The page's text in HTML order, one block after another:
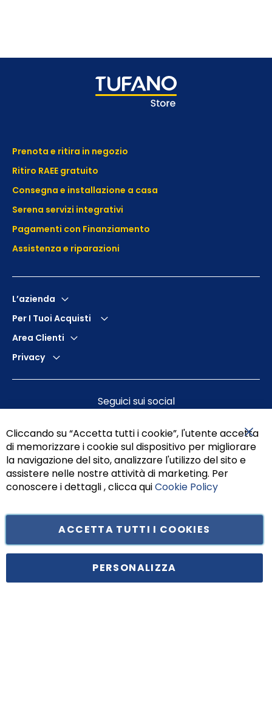
Prenota e ritira in negozio
Ritiro RAEE gratuito
Consegna e installazione a casa
Serena servizi integrativi
Pagamenti con Finanziamento
Assistenza e riparazioni
L’azienda
Per I Tuoi Acquisti
Area Clienti
Privacy
Seguici sui social
Principe di Piemonte 199, cap. 80026 Casoria (NA) - C.F. 05834470634 -
Cliccando su “Accetta tutti i cookie”, l'utente accetta
di memorizzare i cookie sul dispositivo per migliorare
la navigazione del sito, analizzare l'utilizzo del sito e
assistere nelle nostre attività di marketing. Per
conoscere i dettagli , clicca quiCookie Policy
ACCETTA TUTTI I COOKIES
PERSONALIZZA